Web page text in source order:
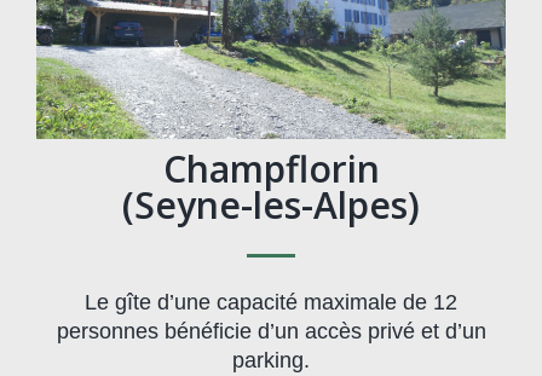
Champflorin
(Seyne-les-Alpes)
Le gîte d’une capacité maximale de 12
personnes bénéficie d’un accès privé et d’un
parking.